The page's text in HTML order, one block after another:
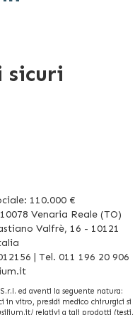
sicuri
110.000 €
Venaria Reale (TO)
Valfrè, 16 - 10121
| Tel. 011 196 20 906
ed aventi la seguente natura:
in vitro, presidi medico chirurgici si
relativi a tali prodotti (testi,